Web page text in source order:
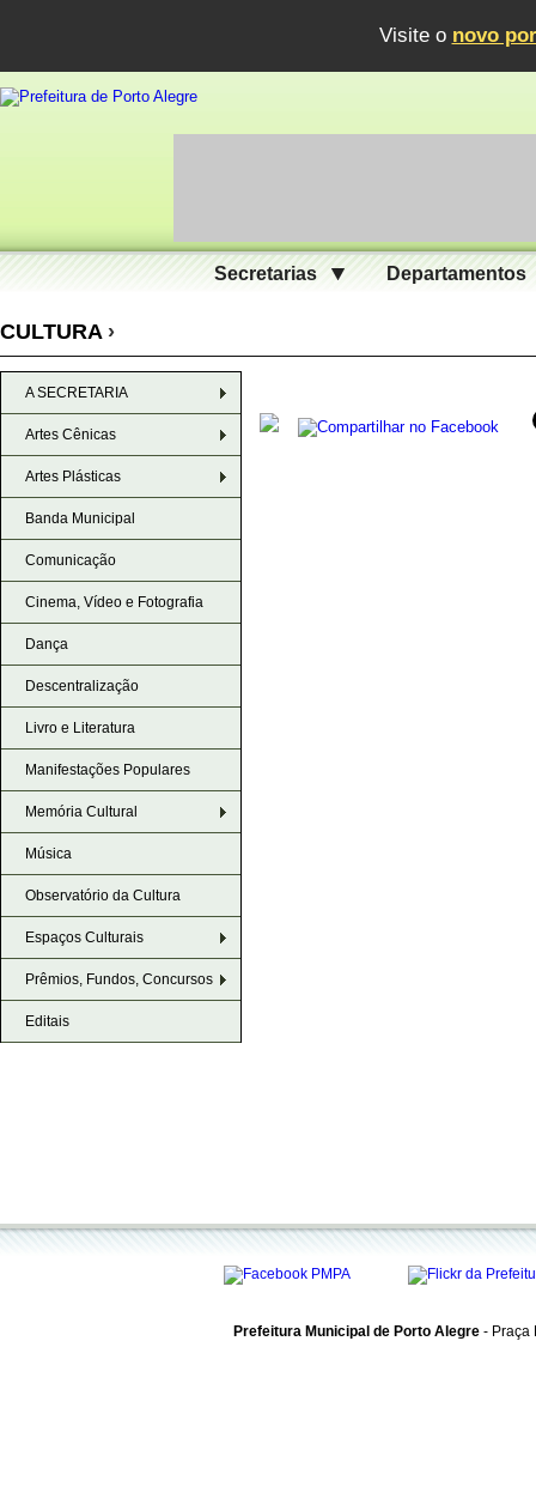
Visite o novo
Secretarias Departamentos
CULTURA›
A SECRETARIA
Artes Cênicas
Artes Plásticas
Banda Municipal
Comunicação
Cinema, Vídeo e Fotografia
Dança
Descentralização
Livro e Literatura
Manifestações Populares
Memória Cultural
Música
Observatório da Cultura
Espaços Culturais
Prêmios, Fundos, Concursos
Editais
Prefeitura Municipal de Porto Alegre - Praça